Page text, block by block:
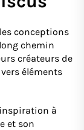
conceptions
chemin
créateurs de
éléments
à
et son